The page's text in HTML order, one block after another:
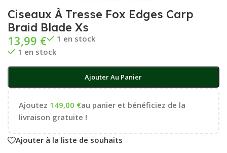
Ciseaux À Tresse Fox Edges Carp
Braid Blade Xs
13,99 €
1 en stock
1 en stock
Ajouter Au Panier
Ajoutez 149,00 €au panier et bénéficiez de la
livraison gratuite !
Ajouter à la liste de souhaits